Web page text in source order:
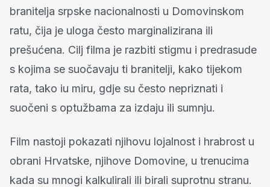
branitelja srpske nacionalnosti u Domovinskom
ratu, čija je uloga često marginalizirana ili
prešućena. Cilj filma je razbiti stigmu i predrasude
s kojima se suočavaju ti branitelji, kako tijekom
rata, tako iu miru, gdje su često nepriznati i
suočeni s optužbama za izdaju ili sumnju.
Film nastoji pokazati njihovu lojalnost i hrabrost u
obrani Hrvatske, njihove Domovine, u trenucima
kada su mnogi kalkulirali ili birali suprotnu stranu.